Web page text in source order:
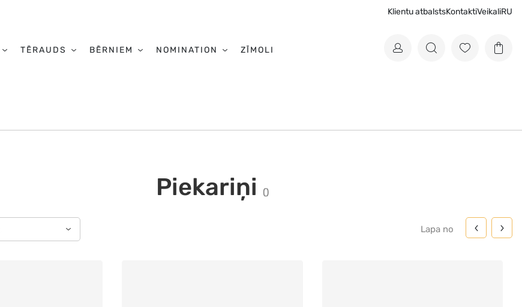
Klientu atbalstsKontaktiVeikaliRU
TĒRAUDS BĒRNIEM NOMINATION ZĪMOLI
Piekariņi ()
Lapa no